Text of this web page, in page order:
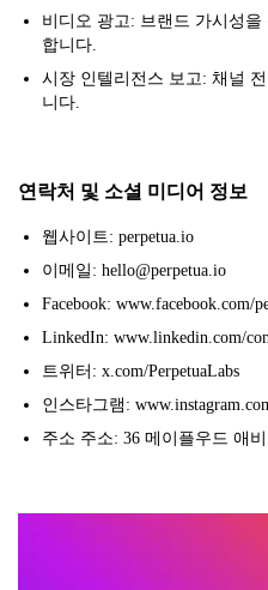
비디오 광고: 브랜드 가시성
합니다.
시장 인텔리전스 보고: 채널
니다.
연락처 및 소셜 미디어 정보
웹사이트: perpetua.io
이메일: hello@perpetua.io
Facebook: www.facebook.com/
LinkedIn: www.linkedin.com/
트위터: x.com/PerpetuaLabs
인스타그램:
주소 주소: 36 메이플우드 애